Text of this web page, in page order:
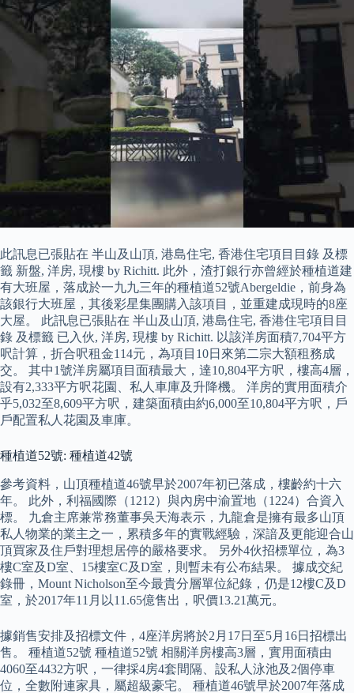
此訊息已張貼在 半山及山頂, 港島住宅, 香港住宅項目目錄 及標
籤 新盤, 洋房, 現樓 by Richitt. 此外，渣打銀行亦曾經於種植道建
有大班屋，落成於一九九三年的種植道52號Abergeldie，前身為
該銀行大班屋，其後彩星集團購入該項目，並重建成現時的8座
大屋。 此訊息已張貼在 半山及山頂, 港島住宅, 香港住宅項目目
錄 及標籤 已入伙, 洋房, 現樓 by Richitt. 以該洋房面積7,704平方
呎計算，折合呎租金114元，為項目10日來第二宗大額租務成
交。 其中1號洋房屬項目面積最大，達10,804平方呎，樓高4層，
設有2,333平方呎花園、私人車庫及升降機。 洋房的實用面積介
乎5,032至8,609平方呎，建築面積由約6,000至10,804平方呎，戶
戶配置私人花園及車庫。
種植道52號: 種植道42號
參考資料，山頂種植道46號早於2007年初已落成，樓齡約十六
年。 此外，利福國際（1212）與內房中渝置地（1224）合資入
標。 九倉主席兼常務董事吳天海表示，九龍倉是擁有最多山頂
私人物業的業主之一，累積多年的實戰經驗，深諳及更能迎合山
頂買家及住戶對理想居停的嚴格要求。 另外4伙招標單位，為3
樓C室及D室、15樓室C及D室，則暫未有公布結果。 據成交紀
錄冊，Mount Nicholson至今最貴分層單位紀錄，仍是12樓C及D
室，於2017年11月以11.65億售出，呎價13.21萬元。
據銷售安排及招標文件，4座洋房將於2月17日至5月16日招標出
售。 種植道52號 種植道52號 相關洋房樓高3層，實用面積由
4060至4432方呎，一律採4房4套間隔、設私人泳池及2個停車
位，全數附連家具，屬超級豪宅。 種植道46號早於2007年落成